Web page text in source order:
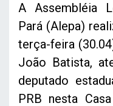
A Assembléia
Pará (Alepa)
terça-feira
João Batista,
deputado
PRB nesta